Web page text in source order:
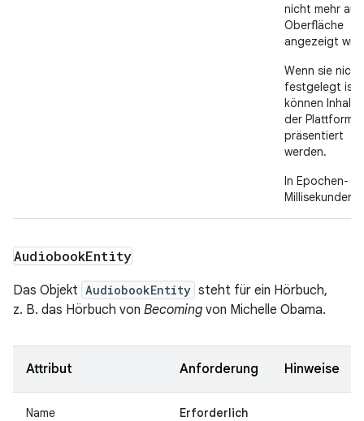
nicht mehr
Oberfläche
angezeigt
Wenn sie nicht
festgelegt ist,
können
der Plattform
präsentiert
werden.
In Epochen-
Millisekunden.
AudiobookEntity
Das Objekt AudiobookEntity steht für ein Hörbuch,
z. B. das Hörbuch von Becoming von Michelle Obama.
Attribut Anforderung Hinweise
Name Erforderlich